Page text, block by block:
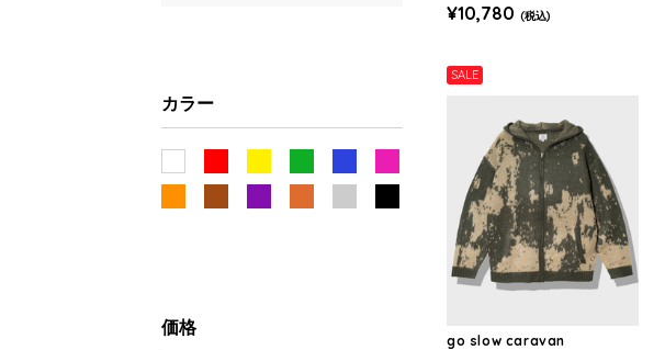
¥10,780 (税込)
SALE
go slow caravan
カラー
価格